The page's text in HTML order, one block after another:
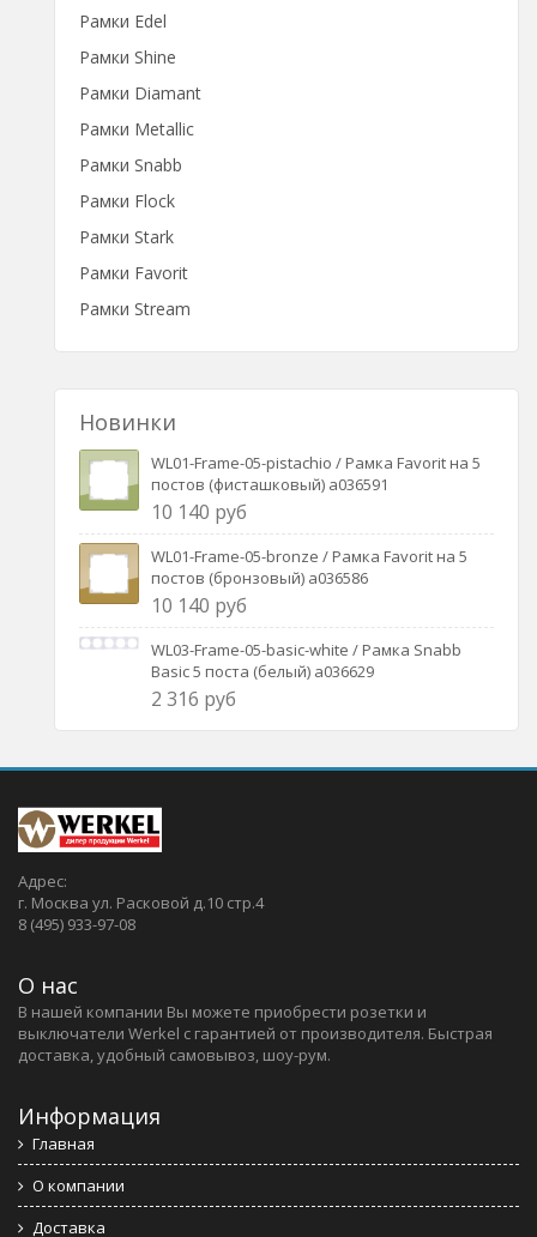
Рамки Edel
Рамки Shine
Рамки Diamant
Рамки Metallic
Рамки Snabb
Рамки Flock
Рамки Stark
Рамки Favorit
Рамки Stream
Новинки
WL01-Frame-05-pistachio / Рамка Favorit на 5
постов (фисташковый) a036591
10 140 руб
WL01-Frame-05-bronze / Рамка Favorit на 5
постов (бронзовый) a036586
10 140 руб
WL03-Frame-05-basic-white / Рамка Snabb
Basic 5 поста (белый) a036629
2 316 руб
Адрес:
г. Москва ул. Расковой д.10 стр.4
8 (495) 933-97-08
О нас
В нашей компании Вы можете приобрести розетки и
выключатели Werkel c гарантией от производителя. Быстрая
доставка, удобный самовывоз, шоу-рум.
Информация
Главная
О компании
Доставка